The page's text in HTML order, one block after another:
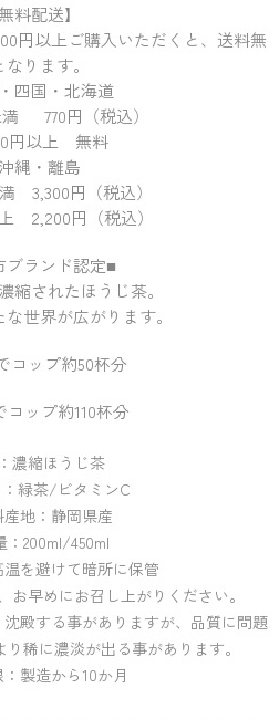
無料配送】
円以上ご購入いただくと、送料無
ります。
四国・北海道
満 770円（税込）
円以上 無料
縄・離島
3,300円（税込）
2,200円（税込）
ブランド認定■
縮されたほうじ茶。
世界が広がります。
コップ約50杯分
コップ約110杯分
濃縮ほうじ茶
緑茶/ビタミンC
地：静岡県産
：200ml/450ml
を避けて暗所に保管
お早めにお召し上がりください。
殿する事がありますが、品質に問題
稀に濃淡が出る事があります。
製造から10か月